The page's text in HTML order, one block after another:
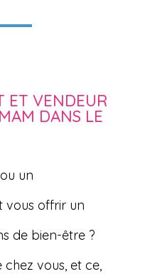
ET VENDEUR
DANS LE
un
vous offrir un
de bien-être ?
vous, et ce,